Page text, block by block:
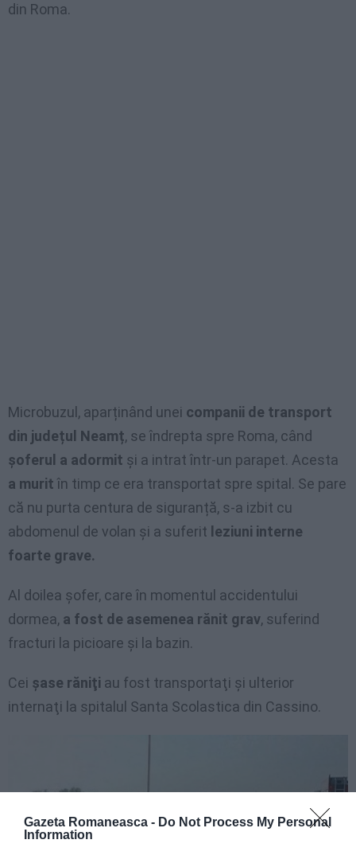
Gazeta Romaneasca - Do Not Process My Personal
Information
din Roma.
Microbuzul, aparținând unei companii de transport
din județul Neamț, se îndrepta spre Roma, când
șoferul a adormit și a intrat într-un parapet. Acesta
a murit în timp ce era transportat spre spital. Se pare
că nu purta centura de siguranță, s-a izbit cu
abdomenul de volan și a suferit leziuni interne
foarte grave.
Al doilea șofer, care în momentul accidentului
dormea, a fost de asemenea rănit grav, suferind
fracturi la picioare și la bazin.
Cei şase răniţi au fost transportaţi şi ulterior
internaţi la spitalul Santa Scolastica din Cassino.